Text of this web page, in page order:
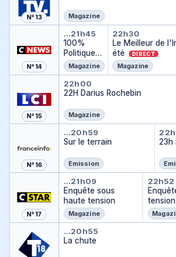
N° 13 Magazine
N° 14
100% Politique
…21h45
100%
Politique
DIRECT
Magazine
Le
22h30
Le Meilleur de
été
DIRECT
Magazine
N° 15
22H Darius
22h00
22H Darius Rochebin
Magazine
N° 16
Sur le terrain
…20h59
Sur le terrain
Emission
23h
N° 17
Enquête sous
…21h09
Enquête sous
haute tension
Magazine
22h52
tension
La chute
…20h55
La chute